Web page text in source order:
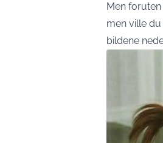
Men
men ville
bildene